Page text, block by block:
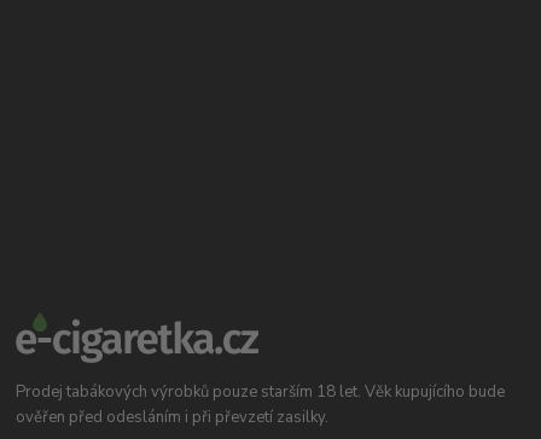
Prodej tabákových výrobků pouze starším 18 let. Věk kupujícího bude
ověřen před odesláním i při převzetí zasilky.